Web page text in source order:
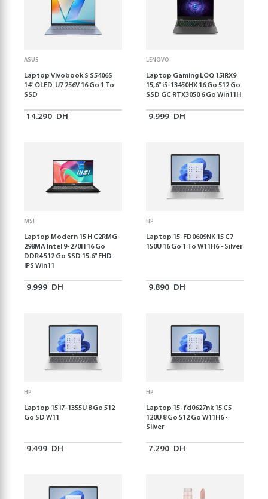
ASUS
Laptop Vivobook S S5406S
14" OLED U7 256V 16 Go 1 To
SSD
14.290 DH
LENOVO
Laptop Gaming LOQ 15IRX9
15,6'' i5-13450HX 16 Go 512 Go
SSD GC RTX3050 6 Go Win11H
9.999 DH
MSI
Laptop Modern 15 H C2RMG-
298MA Intel 9-270H 16 Go
DDR4 512 Go SSD 15.6" FHD
IPS Win11
9.999 DH
HP
Laptop 15-FD0609NK 15 C7
150U 16 Go 1 To W11H6 - Silver
9.890 DH
HP
Laptop 15 I7-1355U 8 Go 512
Go SD W11
9.499 DH
HP
Laptop 15-fd0627nk 15 C5
120U 8 Go 512 Go W11H6 -
Silver
7.290 DH